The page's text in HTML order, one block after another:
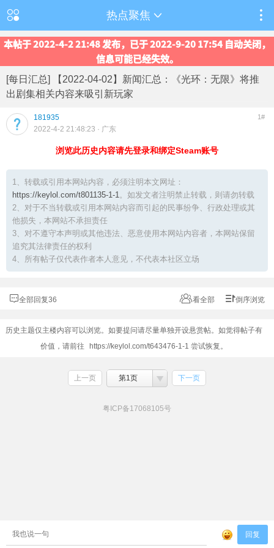
热点聚焦
本帖于 2022-4-2 21:48 发布，已于 2022-9-20 17:54 自动关闭，
信息可能已经失效。
[每日汇总] 【2022-04-02】新闻汇总：《光环：无限》将推
出剧集相关内容来吸引新玩家
181935 1#
2022-4-2 21:48:23 · 广东
浏览此历史内容请先登录和绑定Steam账号
1、转载或引用本网站内容，必须注明本文网址：
https://keylol.com/t801135-1-1。如发文者注明禁止转载，则请勿转载
2、对于不当转载或引用本网站内容而引起的民事纷争、行政处理或其
他损失，本网站不承担责任
3、对不遵守本声明或其他违法、恶意使用本网站内容者，本网站保留
追究其法律责任的权利
4、所有帖子仅代表作者本人意见，不代表本社区立场
全部回复36 看全部 倒序浏览
历史主题仅主楼内容可以浏览。如要提问请尽量单独开设悬赏帖。如觉得帖子有
价值，请前往
https://keylol.com/t643476-1-1 尝试恢复。
上一页 第1页 下一页
粤ICP备17068105号